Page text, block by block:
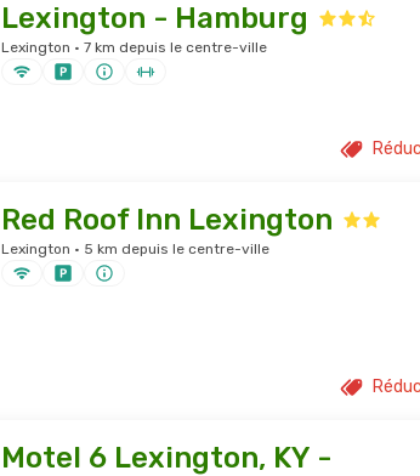
Lexington - Hamburg
Lexington · 7 km depuis le centre-ville
Red Roof Inn Lexington
Lexington · 5 km depuis le centre-ville
Motel 6 Lexington, KY -